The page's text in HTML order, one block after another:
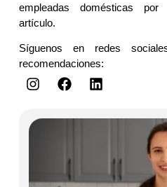
empleadas domésticas
artículo.
Síguenos en redes
recomendaciones: